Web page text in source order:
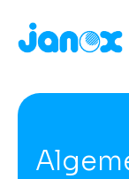
naar
gaan